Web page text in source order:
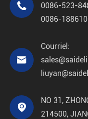

0086-523-
0086-

Courriel:

NO 31,
214500,